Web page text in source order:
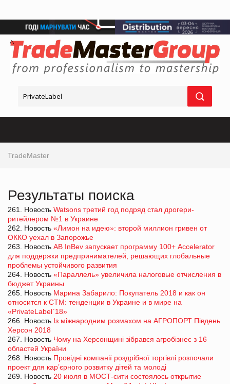
TradeMaster
Результаты поиска
261. Новость Watsons третий год подряд стал дрогери-
ритейлером №1 в Украине
262. Новость «Лимон на идею»: второй миллион гривен от
ОККО уехал в Запорожье
263. Новость AB InBev запускает программу 100+ Accelerator
для поддержки предпринимателей, решающих глобальные
проблемы устойчивого развития
264. Новость «Параллель» увеличила налоговые отчисления в
бюджет Украины
265. Новость Марина Забарило: Покупатель 2018 и как он
относится к СТМ: тенденции в Украине и в мире на
«PrivateLabel`18»
266. Новость Із міжнародним розмахом на АГРОПОРТ Південь
Херсон 2018
267. Новость Чому на Херсонщині зібрався агробізнес з 16
областей України
268. Новость Провідні компанії роздрібної торгівлі розпочали
проект для кар’єрного розвитку дітей та молоді
269. Новость 20 июля в МОСТ-сити состоялось открытие